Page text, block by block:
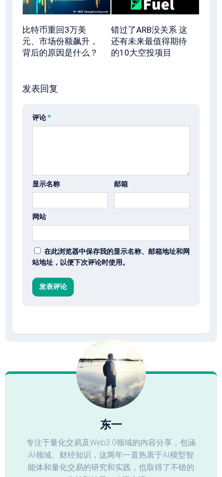
比特币重回3万美
元、市场份额飙升，
背后的原因是什么？
错过了ARB没关系 这
还有未来最值得期待
的10大空投项目
发表回复
评论*
显示名称 邮箱
网站
在此浏览器中保存我的显示名称、邮箱地址和网
站地址，以便下次评论时使用。
东一
专注于量化交易及Web3.0领域的内容分享，包涵
AI领域、财经知识，这两年一直热衷于AI模型智
能体和量化交易的研究和实践，也取得了不错的